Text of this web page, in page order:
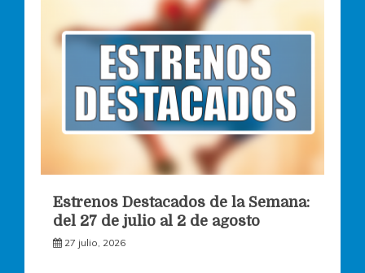
Estrenos Destacados de la Semana:
del 27 de julio al 2 de agosto
27 julio, 2026